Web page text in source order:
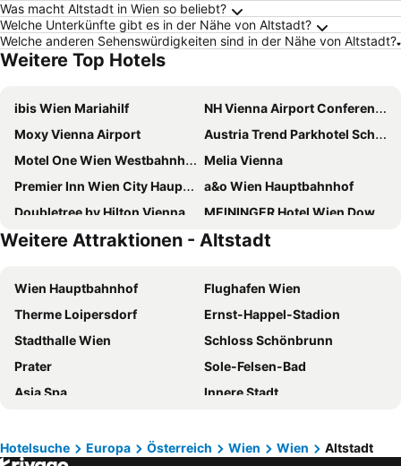
Was macht Altstadt in Wien so beliebt?
Welche Unterkünfte gibt es in der Nähe von Altstadt?
Welche anderen Sehenswürdigkeiten sind in der Nähe von Altstadt?
Weitere Top Hotels
ibis Wien Mariahilf
NH Vienna Airport Conference Center
Moxy Vienna Airport
Austria Trend Parkhotel Schoenbrunn
Motel One Wien Westbahnhof
Melia Vienna
Premier Inn Wien City Hauptbahnhof
a&o Wien Hauptbahnhof
Doubletree by Hilton Vienna Schonbrunn
MEININGER Hotel Wien Downtown Franz
PLAZA INN Amedia Vienna
Hilton Vienna Waterfront
Hotel Zeitgeist Vienna Hauptbahnhof
Ibercity Wien Schonbrunn
MAXX by Steigenberger Vienna
ARCOTEL Wimberger Wien
Prizeotel Vienna-city
ibis Wien Hauptbahnhof
Jaz In The City Vienna
JUFA Hotel Wien City
Hotel Bellevue Wien
Hotel Mercure Wien Westbahnhof
Flemings Hotel Wien-Stadthalle
roomz Vienna Prater
Weitere Attraktionen - Altstadt
Wien Hauptbahnhof
Flughafen Wien
Therme Loipersdorf
Ernst-Happel-Stadion
Stadthalle Wien
Schloss Schönbrunn
Prater
Sole-Felsen-Bad
Asia Spa
Innere Stadt
Therme Laa
Frequency
Hotelsuche Europa Österreich Wien Wien Altstadt